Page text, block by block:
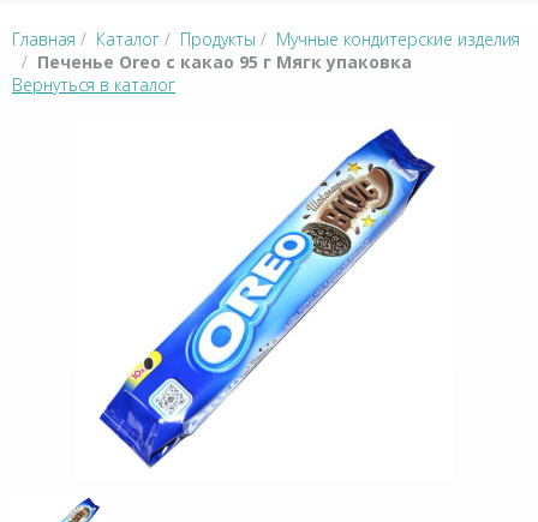
Главная / Каталог / Продукты / Мучные кондитерские изделия
/ Печенье Oreo с какао 95 г Мягк упаковка
Вернуться в каталог